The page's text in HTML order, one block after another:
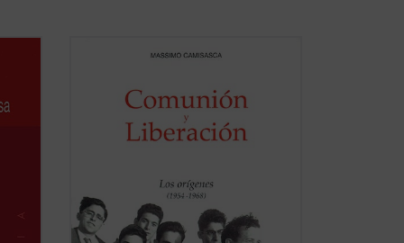
sociedad de numerosos países de todos
los continentes. Es un fenómeno que
suscita curiosidad e interés. De ahí la
necesidad de este libro ---al que seguirá